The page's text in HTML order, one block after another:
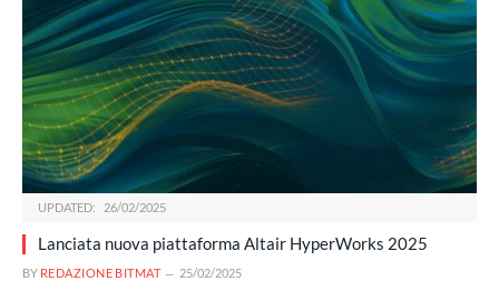
UPDATED: 26/02/2025
Lanciata nuova piattaforma Altair HyperWorks 2025
BY REDAZIONE BITMAT 25/02/2025